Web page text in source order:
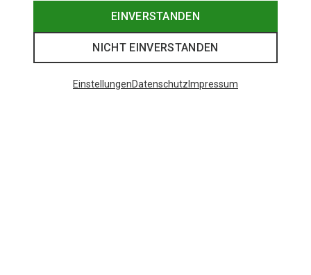
EINVERSTANDEN
NICHT EINVERSTANDEN
EinstellungenDatenschutz Impressum